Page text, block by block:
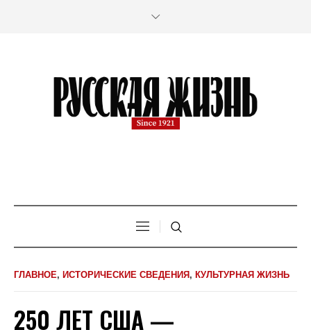
ГЛАВНОЕ, ИСТОРИЧЕСКИЕ СВЕДЕНИЯ , КУЛЬТУРНАЯ ЖИЗНЬ
250 ЛЕТ США —